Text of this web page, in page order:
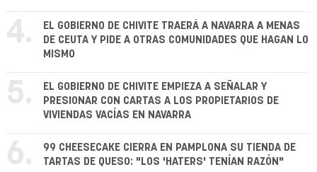
4.
EL GOBIERNO DE CHIVITE TRAERÁ A NAVARRA A MENAS
DE CEUTA Y PIDE A OTRAS COMUNIDADES QUE HAGAN LO
MISMO
5.
EL GOBIERNO DE CHIVITE EMPIEZA A SEÑALAR Y
PRESIONAR CON CARTAS A LOS PROPIETARIOS DE
VIVIENDAS VACÍAS EN NAVARRA
6.
99 CHEESECAKE CIERRA EN PAMPLONA SU TIENDA DE
TARTAS DE QUESO: "LOS 'HATERS' TENÍAN RAZÓN"